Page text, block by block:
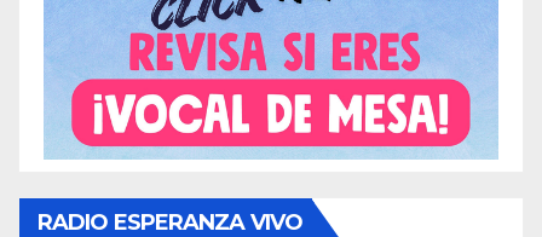
RADIO ESPERANZA VIVO